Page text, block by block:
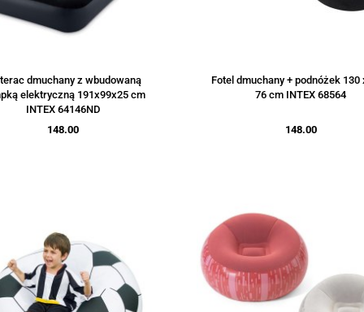
dmuchany z wbudowaną
elektryczną 191x99x25 cm
INTEX 64146ND
148.00
Fotel dmuchany + podnóżek 130
76 cm INTEX 68564
148.00